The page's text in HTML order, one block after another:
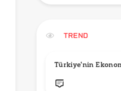
TREND
Türkiye'nin